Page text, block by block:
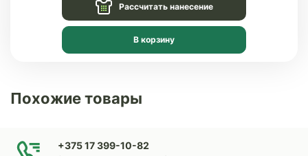
Рассчитать нанесение
В корзину
Похожие товары
+375 17 399-10-82